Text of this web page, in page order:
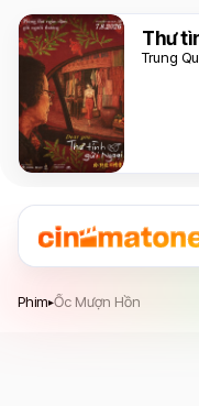
Thư
Trung
Phim▸Ốc Mượn Hồn